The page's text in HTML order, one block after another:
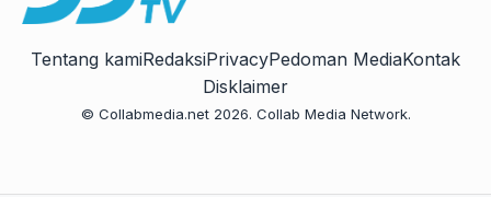
Tentang kamiRedaksiPrivacyPedoman MediaKontak
Disklaimer
© Collabmedia.net 2026. Collab Media Network.